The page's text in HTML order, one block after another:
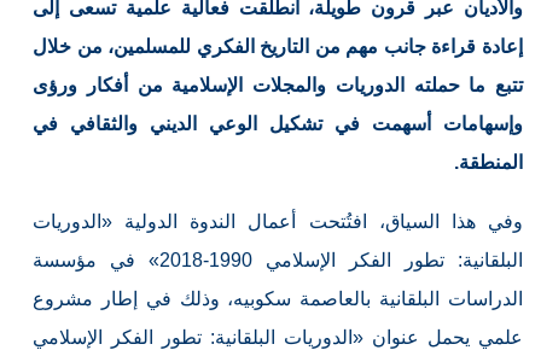
والأديان عبر قرون طويلة، انطلقت فعالية علمية تسعى إلى
إعادة قراءة جانب مهم من التاريخ الفكري للمسلمين، من خلال
تتبع ما حملته الدوريات والمجلات الإسلامية من أفكار ورؤى
وإسهامات أسهمت في تشكيل الوعي الديني والثقافي في
المنطقة.
وفي هذا السياق، افتُتحت أعمال الندوة الدولية «الدوريات
البلقانية: تطور الفكر الإسلامي 1990-2018» في مؤسسة
الدراسات البلقانية بالعاصمة سكوبيه، وذلك في إطار مشروع
علمي يحمل عنوان «الدوريات البلقانية: تطور الفكر الإسلامي